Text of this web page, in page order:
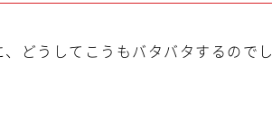
どうしてこうもバタバタするのでし